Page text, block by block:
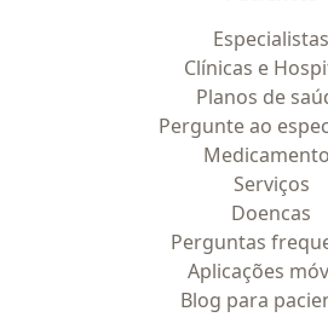
Especialistas
Clínicas e
Planos de
Pergunte ao
Serviços
Doencas
Perguntas
Aplicações
Blog para